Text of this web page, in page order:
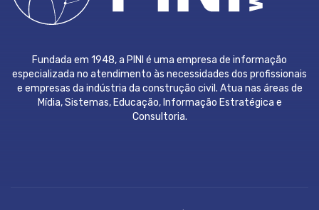
Fundada em 1948, a PINI é uma empresa de informação
especializada no atendimento às necessidades dos profissionais
e empresas da indústria da construção civil. Atua nas áreas de
Mídia, Sistemas, Educação, Informação Estratégica e
Consultoria.